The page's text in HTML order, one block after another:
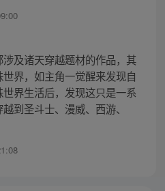
涉及诸天穿越题材的作品，其
界，如主角一觉醒来发现自
界生活后，发现这只是一系
到圣斗士、漫威、西游、